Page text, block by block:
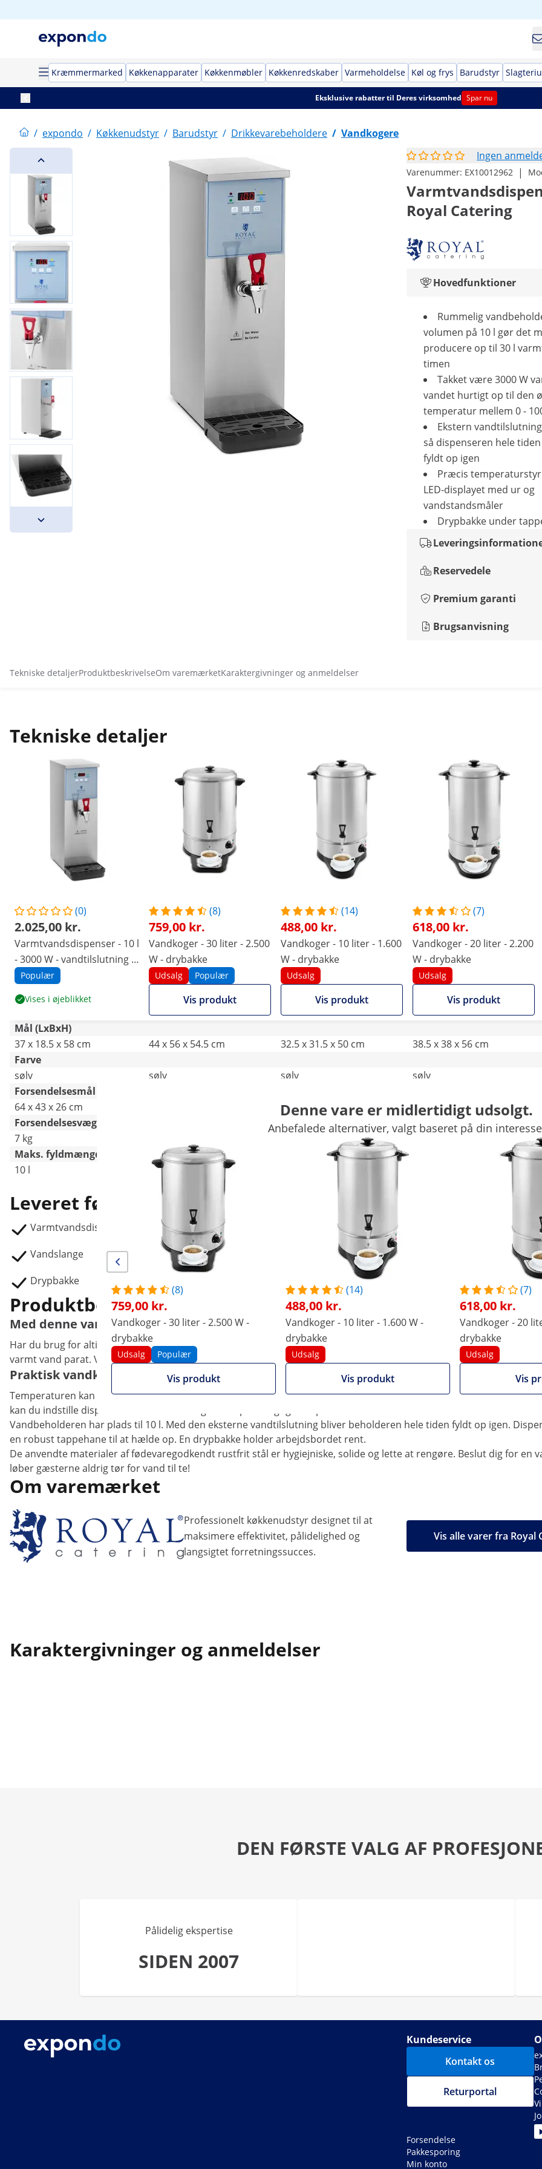
Kræmmermarked Køkkenapparater Køkkenmøbler Køkkenredskaber Varmeholdelse Køl og frys Barudstyr
Eksklusive rabatter til Deres virksomhed Spar nu
/ expondo / Køkkenudstyr / Barudstyr / Drikkevarebeholdere / Vandkogere
Ingen
Varenummer: EX10012962 |
Royal Catering
Hovedfunktioner
Rummelig
volumen på 10 l gør det
producere op til 30 l
timen
Takket være 3000 W
vandet hurtigt op til den
temperatur mellem 0 -
Ekstern
så dispenseren hele
fyldt op igen
Præcis
LED-displayet med ur og
vandstandsmåler
Drypbakke under
Reservedele
Premium garanti
Brugsanvisning
Tekniske detaljerProduktbeskrivelseOm varemærketKaraktergivninger og anmeldelser
Tekniske detaljer
(0)
2.025,00 kr.
Varmtvandsdispenser - 10 l
- 3000 W - vandtilslutning -
Royal Catering
Populær
Vises i øjeblikket
(8)
759,00 kr.
Vandkoger - 30 liter - 2.500
W - drybakke
Udsalg Populær
Vis produkt
(14)
488,00 kr.
Vandkoger - 10 liter - 1.600
W - drybakke
Udsalg
Vis produkt
(7)
618,00 kr.
Vandkoger - 20 liter - 2.200
W - drybakke
Udsalg
Vis produkt
Mål (LxBxH)
37 x 18.5 x 58 cm
44 x 56 x 54.5 cm 32.5 x 31.5 x 50 cm
38.5 x 38 x 56 cm
Farve
sølv
sølv sølv
sølv
Forsendelsesmål (LxBxH)
64 x 43 x 26 cm
50 x 29 x 28 cm
35 x 36 x 59 cm
Forsendelsesvægt
7 kg
Maks. fyldmængde
10 l
26 l
Sammenlign flere egenskaber
Leveret følger
Varmtvandsdispenser RCWK-10L-AUT
Vandslange
Drypbakke
Denne vare er midlertidigt udsolgt.
Anbefalede alternativer, valgt baseret på din
(8)
759,00 kr.
Vandkoger - 30 liter - 2.500 W -
drybakke
Udsalg Populær
Vis produkt
(14)
488,00 kr.
Vandkoger - 10 liter - 1.600 W -
drybakke
Udsalg
Vis produkt
(7)
618,00 kr.
Vandkoger - 20
drybakke
Udsalg
Vis
Produktbeskrivelse
Med denne varmtvandsdispenser har du altid varmt vand parat
Har du brug for altid at have varmt vand parat? Så har du brug for denne varmtvandsdispenser fra Royal Catering.
varmt vand parat. Vandet fyldes automatisk op med slangen. Så løber gæsterne aldrig tør for varmt vand!
Praktisk vandkoger med vandtilslutning
Temperaturen kan reguleres fra 0 - 100 °C på LED-displayet. Derudover giver displayet information om
kan du indstille dispenseren til at tænde og slukke på de rigtige tidspunkter.
Vandbeholderen har plads til 10 l. Med den eksterne vandtilslutning bliver beholderen hele tiden fyldt op igen.
en robust tappehane til at hælde op. En drypbakke holder arbejdsbordet rent.
De anvendte materialer af fødevaregodkendt rustfrit stål er hygiejniske, solide og lette at rengøre. Beslut dig for en
løber gæsterne aldrig tør for vand til te!
Om varemærket
Professionelt køkkenudstyr designet til at
maksimere effektivitet, pålidelighed og
langsigtet forretningssucces.
Vis alle varer fra Royal
Karaktergivninger og anmeldelser
DEN FØRSTE VALG AF
Pålidelig ekspertise
SIDEN 2007
Kundeservice
Kontakt os
Returportal
Forsendelse
Pakkesporing
Min konto